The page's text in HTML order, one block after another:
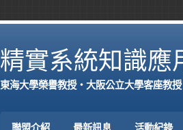
精實系統知識應
東海大學榮譽教授‧大阪公立大學客座教